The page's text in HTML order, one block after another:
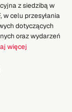
z siedzibą w
w celu przesyłania
dotyczących
oraz wydarzeń
więcej